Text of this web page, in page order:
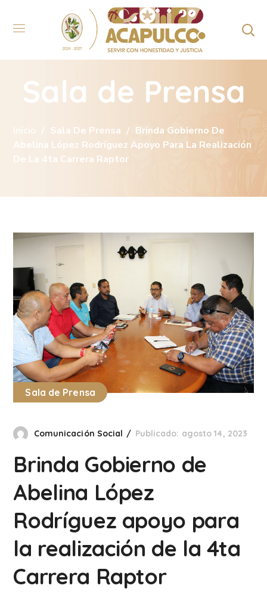
Sala de Prensa
Inicio Sala De Prensa
Brinda Gobierno De
Abelina López Rodríguez Apoyo Para La Realización
De La 4ta Carrera Raptor
Sala de Prensa
Comunicación Social Publicado: agosto 14, 2023
Brinda Gobierno de
Abelina López
Rodríguez apoyo para
la realización de la 4ta
Carrera Raptor